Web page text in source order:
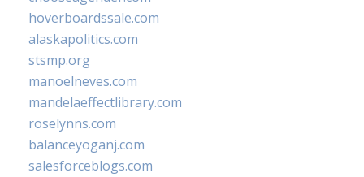
hoverboardssale.com
alaskapolitics.com
stsmp.org
manoelneves.com
mandelaeffectlibrary.com
roselynns.com
balanceyoganj.com
salesforceblogs.com